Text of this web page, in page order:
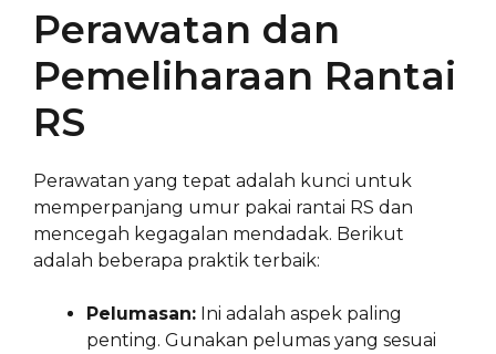
Perawatan dan
Pemeliharaan Rantai
RS
Perawatan yang tepat adalah kunci untuk
memperpanjang umur pakai rantai RS dan
mencegah kegagalan mendadak. Berikut
adalah beberapa praktik terbaik:
Pelumasan: Ini adalah aspek paling
penting. Gunakan pelumas yang sesuai